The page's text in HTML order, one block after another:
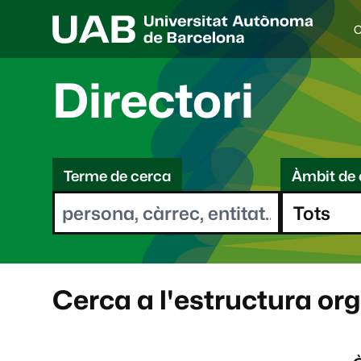
I
d
i
a
e
l
e
o
t
Directori
C
eTerme de cerca Àmbit de
Cerca a l'estructura